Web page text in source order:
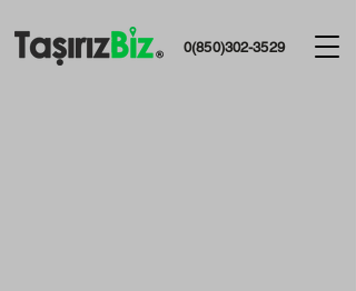
0(850)302-3529